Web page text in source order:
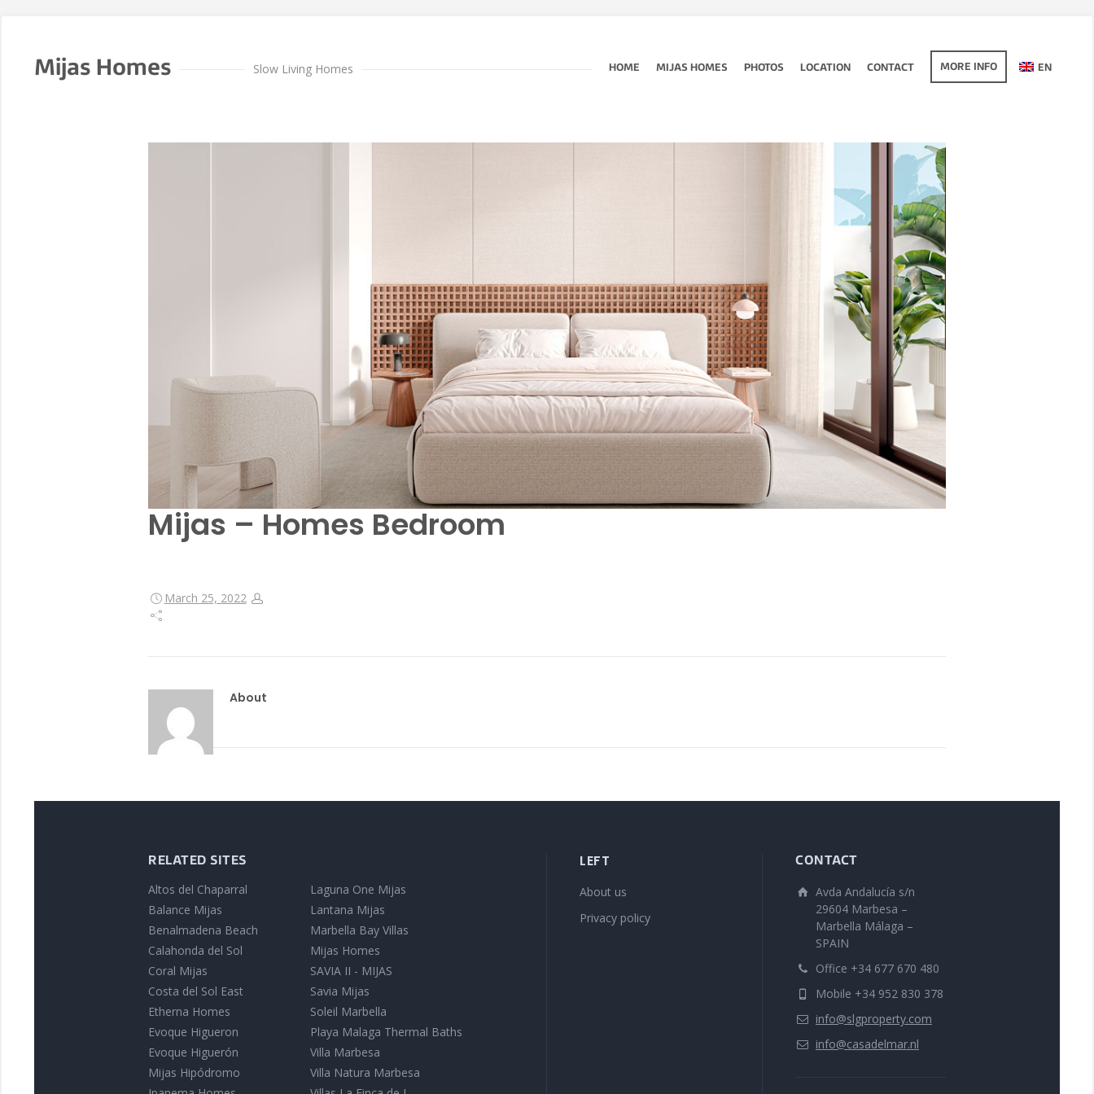
Mijas Homes Slow Living Homes HOME MIJAS HOMES PHOTOS LOCATION CONTACT MORE INFO EN
Mijas – Homes Bedroom
March 25, 2022
About
RELATED SITES
Altos del Chaparral
Balance Mijas
Benalmadena Beach
Calahonda del Sol
Coral Mijas
Costa del Sol East
Etherna Homes
Evoque Higueron
Evoque Higuerón
Mijas Hipódromo
Laguna One Mijas
Lantana Mijas
Marbella Bay Villas
Mijas Homes
SAVIA II - MIJAS
Savia Mijas
Soleil Marbella
Playa Malaga Thermal Baths
Villa Marbesa
Villa Natura Marbesa
LEFT
About us
Privacy policy
CONTACT
Avda Andalucía s/n
29604 Marbesa –
Marbella Málaga –
SPAIN
Office +34 677 670 480
Mobile +34 952 830 378
info@slgproperty.com
info@casadelmar.nl